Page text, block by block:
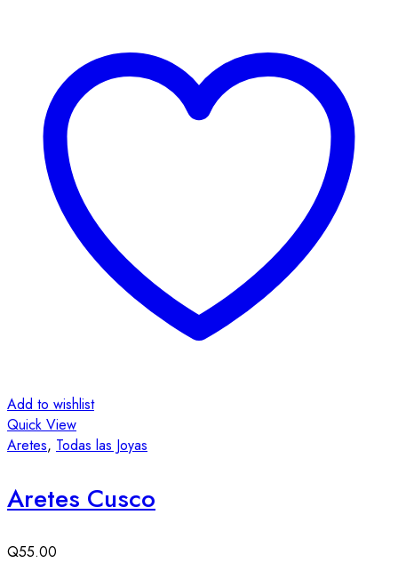
Add to wishlist
Quick View
Aretes, Todas las Joyas
Aretes Cusco
Q55.00